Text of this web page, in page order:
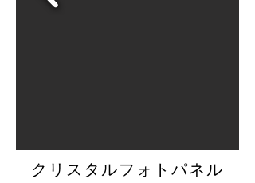
クリスタルフォトパネル